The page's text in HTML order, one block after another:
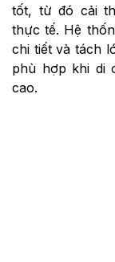
tốt, từ đó cải
thực tế. Hệ
chi tiết và tách
phù hợp khi di
cao.